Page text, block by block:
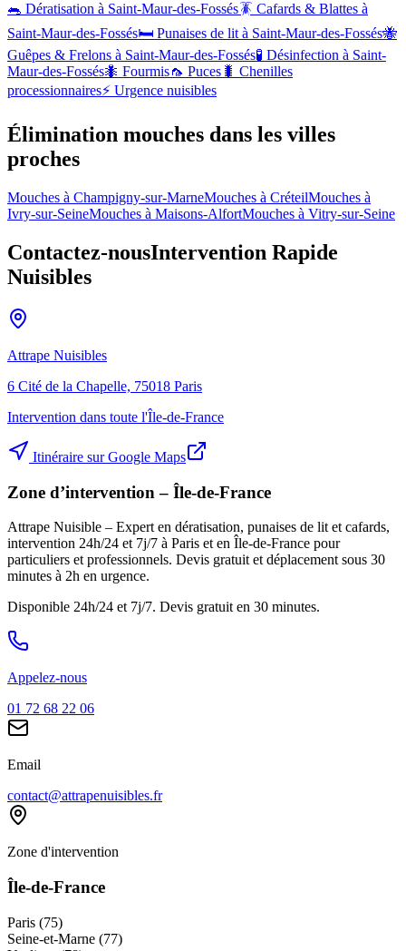
🐀 Dératisation à Saint-Maur-des-Fossés🪳 Cafards & Blattes à
Saint-Maur-des-Fossés🛏️ Punaises de lit à Saint-Maur-des-Fossés🐝
Guêpes & Frelons à Saint-Maur-des-Fossés🧪 Désinfection à Saint-
Maur-des-Fossés🐜 Fourmis🦟 Puces 🐛 Chenilles
processionnaires⚡ Urgence nuisibles
Élimination mouches dans les villes
proches
Mouches à Champigny-sur-MarneMouches à CréteilMouches à
Ivry-sur-SeineMouches à Maisons-AlfortMouches à Vitry-sur-Seine
Contactez-nousIntervention Rapide
Nuisibles
Attrape Nuisibles
6 Cité de la Chapelle, 75018 Paris
Intervention dans toute l'Île-de-France
Itinéraire sur Google Maps
Zone d’intervention – Île-de-France
Attrape Nuisible – Expert en dératisation, punaises de lit et cafards,
intervention 24h/24 et 7j/7 à Paris et en Île-de-France pour
particuliers et professionnels. Devis gratuit et déplacement sous 30
minutes à 2h en urgence.
Disponible 24h/24 et 7j/7. Devis gratuit en 30 minutes.
Appelez-nous
01 72 68 22 06
Email
contact@attrapenuisibles.fr
Zone d'intervention
Île-de-France
Paris (75)
Seine-et-Marne (77)